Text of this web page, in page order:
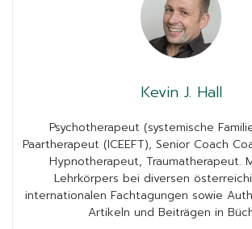
Kevin J. Hall
Psychotherapeut (systemische
Paartherapeut (ICEEFT), Senior Coach
Hypnotherapeut, Traumatherapeut.
Lehrkörpers bei diversen
internationalen Fachtagungen sowie
Artikeln und Beiträgen in